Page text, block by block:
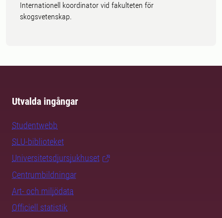
Internationell koordinator vid fakulteten för
skogsvetenskap.
Utvalda ingångar
Studentwebb
SLU-biblioteket
Universitetsdjursjukhuset
Centrumbildningar
Art- och miljödata
Officiell statistik